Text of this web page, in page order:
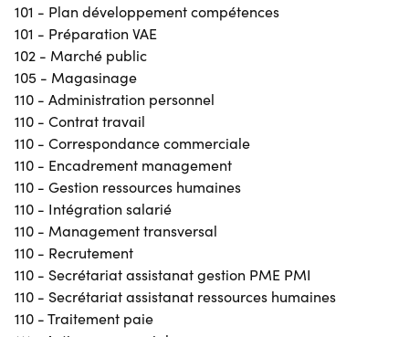
101 - Plan développement compétences
101 - Préparation VAE
102 - Marché public
105 - Magasinage
110 - Administration personnel
110 - Contrat travail
110 - Correspondance commerciale
110 - Encadrement management
110 - Gestion ressources humaines
110 - Intégration salarié
110 - Management transversal
110 - Recrutement
110 - Secrétariat assistanat gestion PME PMI
110 - Secrétariat assistanat ressources humaines
110 - Traitement paie